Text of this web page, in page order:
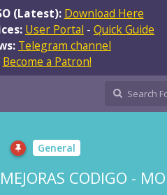
(Latest): Download Here
User Portal - Quick Guide
Telegram channel
Become a Patron!
General
CODIGO -